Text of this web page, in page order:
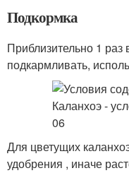
Подкормка
Приблизительно 1
подкармливать,
Для цветущих
удобрения , иначе